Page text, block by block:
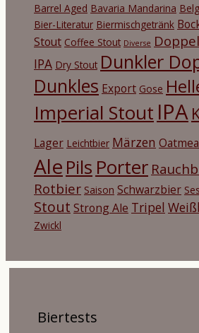
Barrel Aged Bavaria Mandarina
Bier-Literatur Biermischgetränk
Stout Coffee Stout Diverse
IPA Dry Stout Dunkler
Dunkles Export Gose
Imperial Stout IPA
Lager Leichtbier Märzen
Ale Pils Porter
Rotbier Saison Schwarzbier
Stout Strong Ale Tripel
Zwickl
Biertests